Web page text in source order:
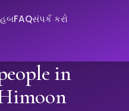
FAQસંપર્ક કરો
in